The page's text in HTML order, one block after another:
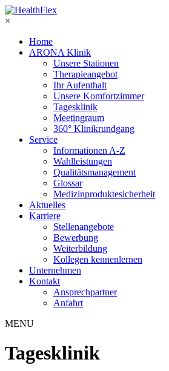
×
Home
ARONA Klinik
Unsere Stationen
Therapieangebot
Ihr Aufenthalt
Unsere Komfortzimmer
Tagesklinik
Meetingraum
360° Klinikrundgang
Service
Informationen A-Z
Wahlleistungen
Qualitätsmanagement
Glossar
Medizinproduktesicherheit
Aktuelles
Karriere
Stellenangebote
Bewerbung
Weiterbildung
Kollegen kennenlernen
Unternehmen
Kontakt
Ansprechpartner
Anfahrt
MENU
Tagesklinik